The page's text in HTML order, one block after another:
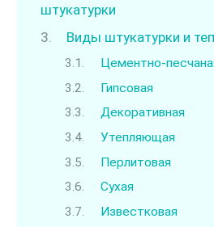
штукатурки
Виды штукатурки и
Цементно-
Гипсовая
Декоративная
Утепляющая
Перлитовая
Сухая
Известковая